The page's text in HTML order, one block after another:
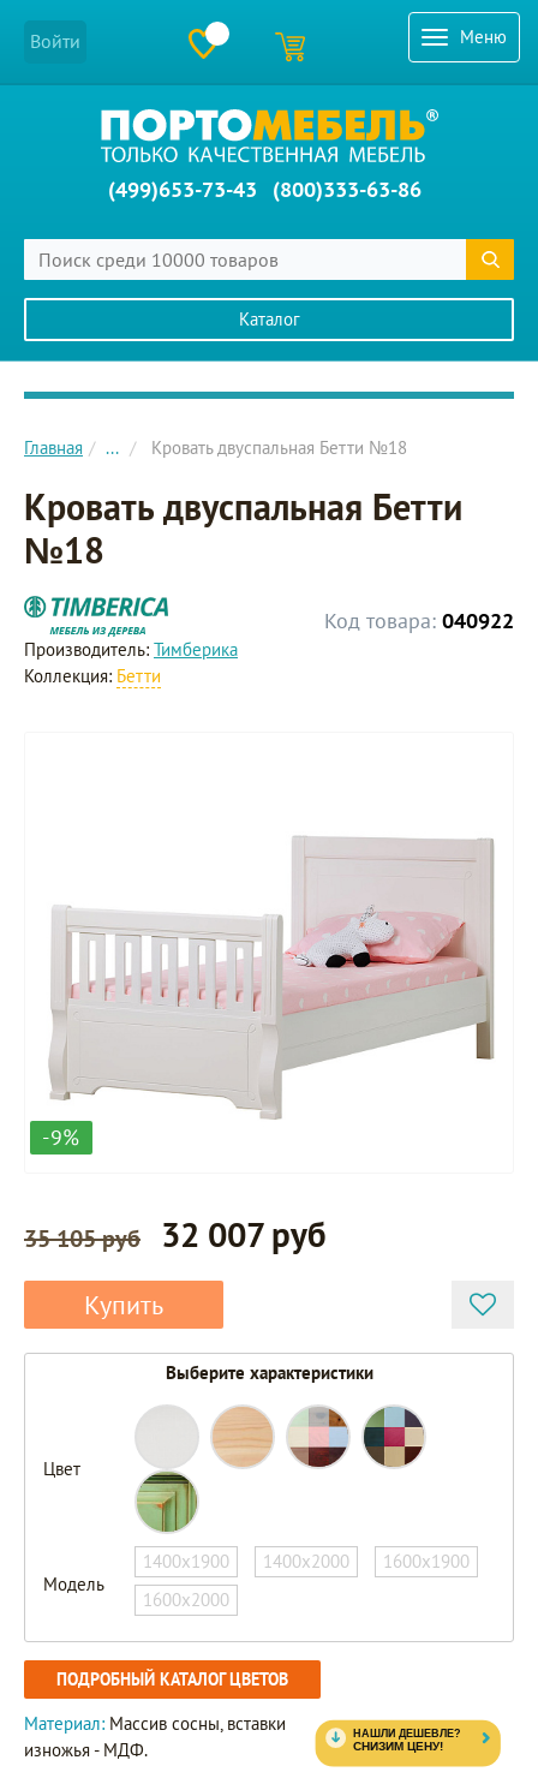
Меню
Войти
(499)653-73-43 (800)333-63-86
Каталог
Главное меню сайта
Главная ... Кровать двуспальная Бетти №18
Кровать двуспальная Бетти
№18
Код товара: 040922
Производитель: Тимберика
Коллекция: Бетти
-9%
35 105 руб 32 007 руб
Купить
Выберите характеристики
Цвет
Модель
1400х1900 1400х2000
1600х1900
1600х2000
ПОДРОБНЫЙ КАТАЛОГ ЦВЕТОВ
Материал: Массив сосны, вставки
изножья - МДФ.